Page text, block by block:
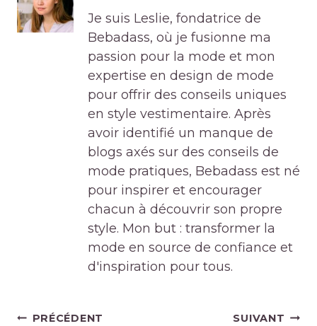
Je suis Leslie, fondatrice de
Bebadass, où je fusionne ma
passion pour la mode et mon
expertise en design de mode
pour offrir des conseils uniques
en style vestimentaire. Après
avoir identifié un manque de
blogs axés sur des conseils de
mode pratiques, Bebadass est né
pour inspirer et encourager
chacun à découvrir son propre
style. Mon but : transformer la
mode en source de confiance et
d'inspiration pour tous.
Navigation
PRÉCÉDENT SUIVANT